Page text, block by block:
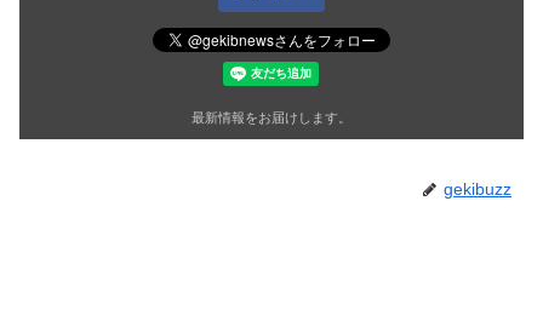
最新情報をお届けします。
gekibuzz